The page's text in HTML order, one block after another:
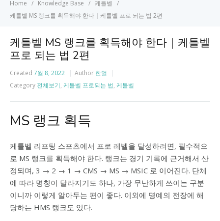
Home
Knowledge Base
케틀벨
케틀벨 MS 랭크를 획득해야 한다｜케틀벨 프로 되는 법 2편
케틀벨 MS 랭크를 획득해야 한다｜케틀벨
프로 되는 법 2편
Created 7월 8, 2022 Author 한얼
Category 전체보기, 케틀벨 프로되는 법, 케틀벨
MS 랭크 획득
케틀벨 리프팅 스포츠에서 프로 레벨을 달성하려면, 필수적으
로 MS 랭크를 획득해야 한다. 랭크는 경기 기록에 근거해서 산
정되며, 3 → 2 → 1 → CMS → MS → MSIC 로 이어진다. 단체
에 따라 명칭이 달라지기도 하나, 가장 무난하게 쓰이는 구분
이니까 이렇게 알아두는 편이 좋다. 이외에 명예의 전장에 해
당하는 HMS 랭크도 있다.